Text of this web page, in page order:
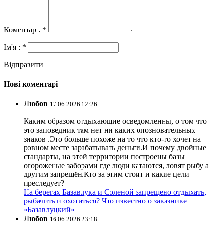
Коментар : *
Ім'я : *
Відправити
Нові коментарі
Любов 17.06.2026 12:26
Каким образом отдыхающие осведомленны, о том что
это заповедник там нет ни каких опозновательных
знаков .Это больше похоже на то что кто-то хочет на
ровном месте зарабатывать деньги.И почему двойные
стандарты, на этой территории построены базы
огороженые заборами где люди катаются, ловят рыбу а
другим запрещён.Кто за этим стоит и какие цели
преследует?
На берегах Базавлука и Соленой запрещено отдыхать,
рыбачить и охотиться? Что известно о заказнике
«Базавлуцкий»
Любов 16.06.2026 23:18